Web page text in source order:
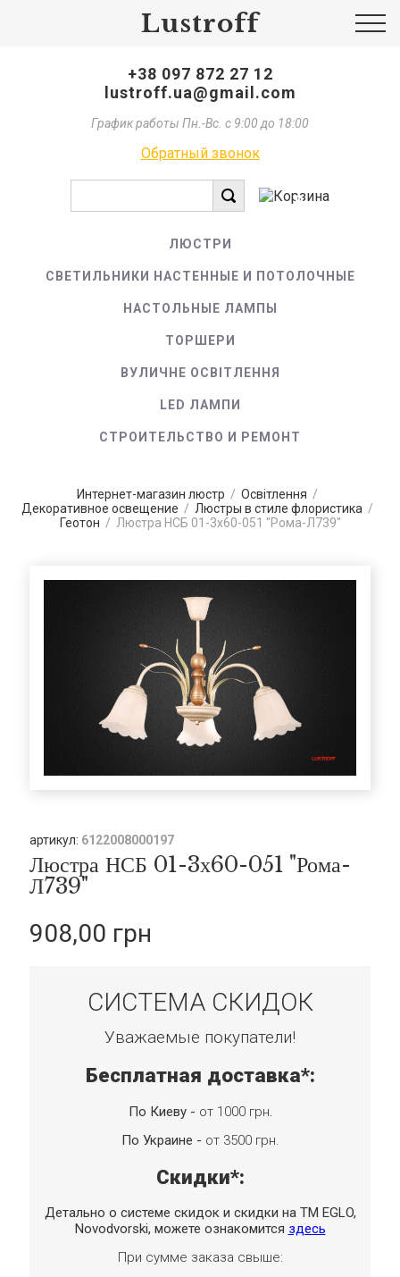
Lustroff
+38 097 872 27 12
lustroff.ua@gmail.com
График работы Пн.-Вс. с 9:00 до 18:00
Обратный звонок
0
ЛЮСТРИ
СВЕТИЛЬНИКИ НАСТЕННЫЕ И ПОТОЛОЧНЫЕ
НАСТОЛЬНЫЕ ЛАМПЫ
ТОРШЕРИ
ВУЛИЧНЕ ОСВІТЛЕННЯ
LED ЛАМПИ
СТРОИТЕЛЬСТВО И РЕМОНТ
Интернет-магазин люстр / Освітлення /
Декоративное освещение / Люстры в стиле флористика /
Геотон / Люстра НСБ 01-3х60-051 "Рома-Л739"
артикул: 6122008000197
Люстра НСБ 01-3х60-051 "Рома-
Л739"
908,00 грн
СИСТЕМА СКИДОК
Уважаемые покупатели!
Бесплатная доставка*:
По Киеву - от 1000 грн.
По Украине - от 3500 грн.
Скидки*:
Детально о системе скидок и скидки на TM EGLO,
Novodvorski, можете ознакомится здесь
При сумме заказа свыше: